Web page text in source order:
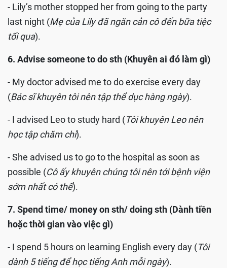
- Lily’s mother stopped her from going to the party
last night (Mẹ của Lily đã ngăn cản cô đến bữa tiệc
tối qua).
6. Advise someone to do sth (Khuyên ai đó làm gì)
- My doctor advised me to do exercise every day
(Bác sĩ khuyên tôi nên tập thể dục hàng ngày).
- I advised Leo to study hard (Tôi khuyên Leo nên
học tập chăm chỉ).
- She advised us to go to the hospital as soon as
possible (Cô ấy khuyên chúng tôi nên tới bệnh viện
sớm nhất có thể).
7. Spend time/ money on sth/ doing sth (Dành tiền
hoặc thời gian vào việc gì)
- I spend 5 hours on learning English every day (Tôi
dành 5 tiếng để học tiếng Anh mỗi ngày).